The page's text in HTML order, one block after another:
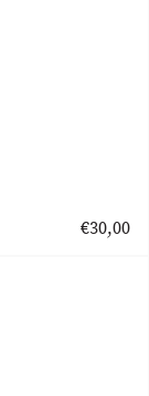
€30,00